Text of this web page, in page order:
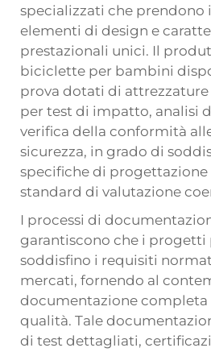
specializzati che prendono
elementi di design e
prestazionali unici. Il
biciclette per bambini
prova dotati di
per test di impatto, analisi
verifica della conformità
sicurezza, in grado di
specifiche di
standard di valutazione
I processi di
garantiscono che i progetti
soddisfino i requisiti
mercati, fornendo al
documentazione completa
qualità. Tale
di test dettagliati,